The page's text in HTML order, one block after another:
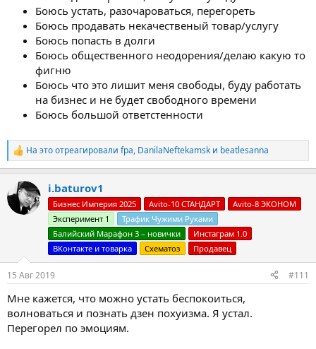
Боюсь устать, разочароваться, перегореть
Боюсь продавать некачественый товар/услугу
Боюсь попасть в долги
Боюсь общественного неодорения/делаю какую то
фигню
Боюсь что это лишит меня свободы, буду работать
на бизнес и не будет свободного времени
Боюсь большой ответстенности
Р
е
ц
и
На это отреагировали fpa, DanilaNeftekamsk и beatlesanna
i.baturov1
Бизнес Империя 2025 Avito-10 СТАНДАРТ
Avito-8 ЭКОНОМ
Эксперимент 1
Трафик Чужими Руками
Балийский Марафон 3 – новички
Инстаграм 1.0
ВКонтакте и товарка
Схематоз Продавец
15 Авг 2019 #111
Мне кажется, что можно устать беспокоиться,
волноваться и познать дзен похуизма. Я устал.
Перегорел по эмоциям.